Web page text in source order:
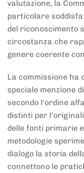
valutazione, la
particolare
del riconoscimento
circostanza che
genere coerente
La commissione
speciale menzione
secondo l'ordine
distinti per
delle fonti primarie
metodologie
dialogo la storia
connettono le